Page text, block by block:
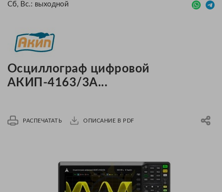
Сб, Вс.: выходной
Осциллограф цифровой
АКИП-4163/3А...
РАСПЕЧАТАТЬ ОПИСАНИЕ В PDF